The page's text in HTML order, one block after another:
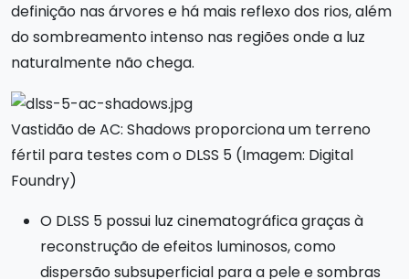
definição nas árvores e há mais reflexo dos rios, além
do sombreamento intenso nas regiões onde a luz
naturalmente não chega.
Vastidão de AC: Shadows proporciona um terreno
fértil para testes com o DLSS 5 (Imagem: Digital
Foundry)
O DLSS 5 possui luz cinematográfica graças à
reconstrução de efeitos luminosos, como
dispersão subsuperficial para a pele e sombras